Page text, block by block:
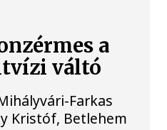
a
váltó
Farkas
Kristóf, Betlehem